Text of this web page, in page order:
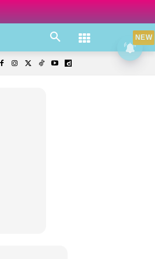
NEW